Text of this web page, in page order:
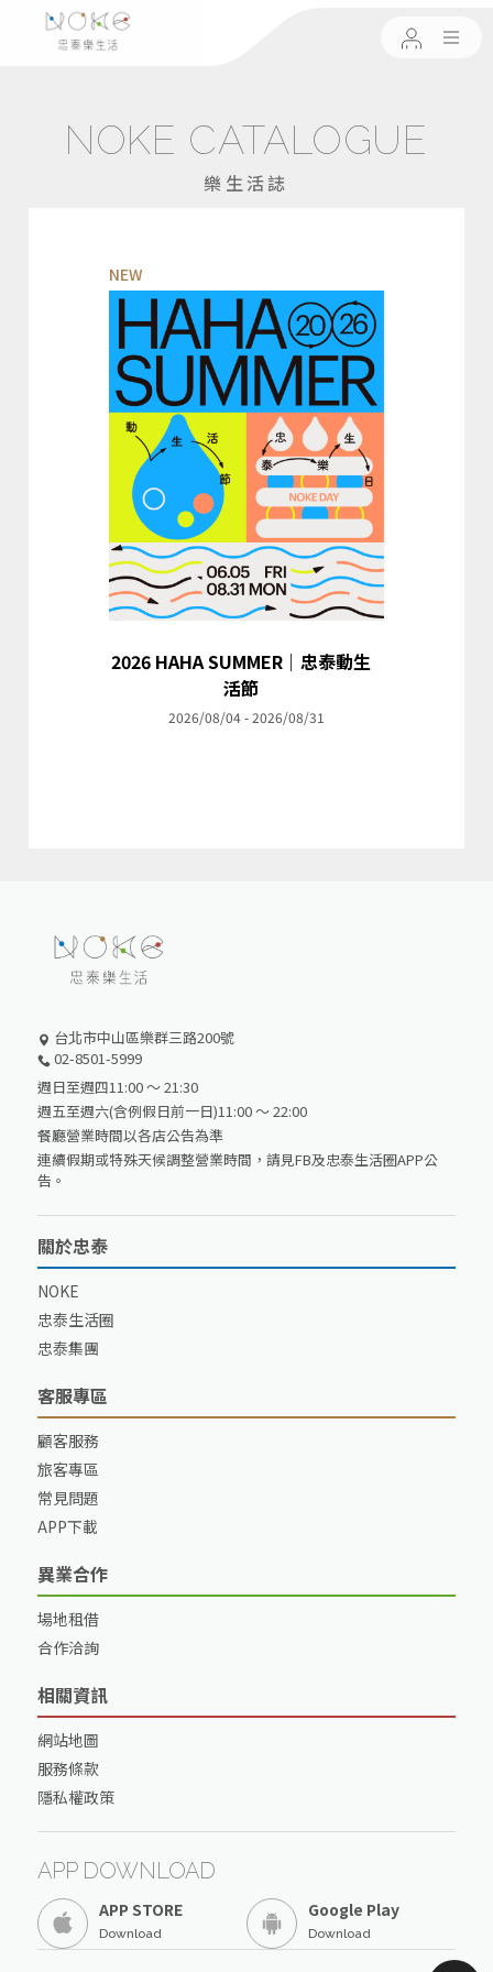
NOKE CATALOGUE
樂生活誌
NEW
2026 HAHA SUMMER｜忠泰動生
活節
2026/08/04 - 2026/08/31
台北市中山區樂群三路200號
02-8501-5999
週日至週四11:00 ～ 21:30
週五至週六(含例假日前一日)11:00 ～ 22:00
餐廳營業時間以各店公告為準
連續假期或特殊天候調整營業時間，請見FB及忠泰生活圈APP公
告。
關於忠泰
NOKE
忠泰生活圈
忠泰集團
客服專區
顧客服務
旅客專區
常見問題
APP下載
異業合作
場地租借
合作洽詢
相關資訊
網站地圖
服務條款
隱私權政策
APP DOWNLOAD
APP STORE
Download
Google Play
Download